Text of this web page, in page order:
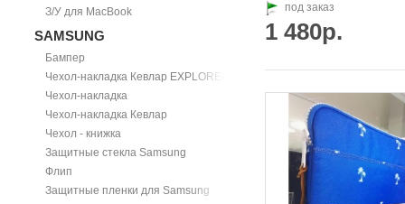
З/У для MacBook
SAMSUNG
Бампер
Чехол-накладка Кевлар EXPLORER
Чехол-накладка
Чехол-накладка Кевлар
Чехол - книжка
Защитные стекла Samsung
Флип
Защитные пленки для Samsung
под заказ
1 480р.